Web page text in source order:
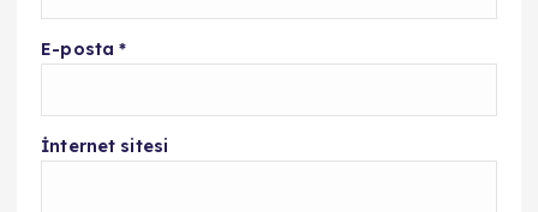
E-posta*
İnternet sitesi